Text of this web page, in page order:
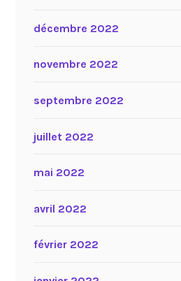
décembre 2022
novembre 2022
septembre 2022
juillet 2022
mai 2022
avril 2022
février 2022